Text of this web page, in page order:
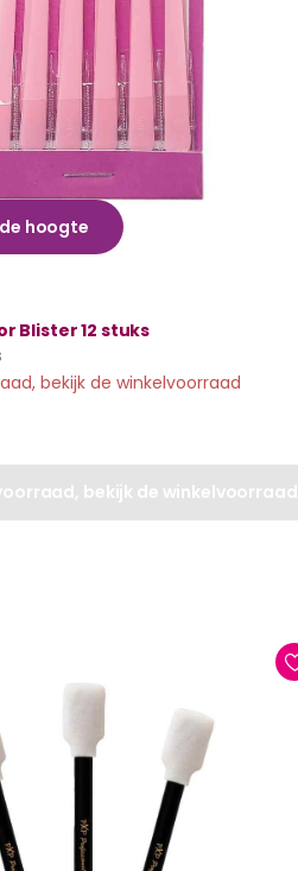
hoogte
Blister 12 stuks
bekijk de winkelvoorraad
bekijk de winkelvoorraad